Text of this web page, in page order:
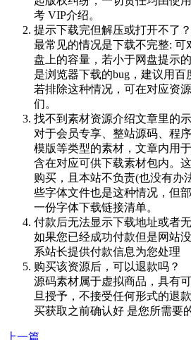
考 VIP介绍。
提示下载完但解压或打开不了？
最常见的情况是下载不完整: 可
盘上的容量，若小于网盘提示
是浏览器下载的bug，建议用百
若排除这种情况，可在对应资
们。
找不到素材资源介绍文章里的
对于会员专享、整站源码、程
模版等类型的素材，文章内用
含在对应可供下载素材包内。
购买，且本站不负责(也没有办
些字体文件也是这种情况，但
一份字体下载链接清单。
付款后无法显示下载地址或者
如果您已经成功付款但是网站
系站长提供付款信息为您处理
购买该资源后，可以退款吗？
源码素材属于虚拟商品，具有
旦授予，不接受任何形式的退
买获取之前确认好 是您所需要
上一篇